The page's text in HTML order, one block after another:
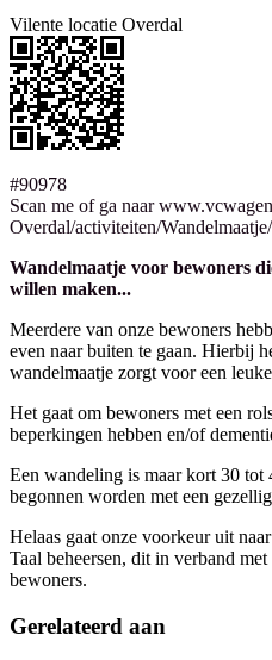
Vilente locatie Overdal
#90978
Scan me of ga naar
Overdal/activiteiten/
Wandelmaatje voor bewoners
willen maken...
Meerdere van onze bewoners
even naar buiten te gaan. Hierbij
wandelmaatje zorgt voor een
Het gaat om bewoners met een
beperkingen hebben en/of
Een wandeling is maar kort 30 tot
begonnen worden met een
Helaas gaat onze voorkeur uit
Taal beheersen, dit in verband
bewoners.
Gerelateerd aan